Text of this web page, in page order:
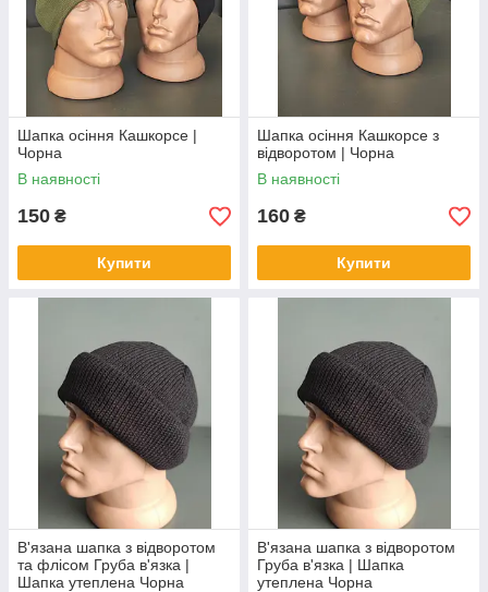
Шапка осіння Кашкорсе |
Чорна
В наявності
150 ₴
Купити
Шапка осіння Кашкорсе з
відворотом | Чорна
В наявності
160 ₴
Купити
В'язана шапка з відворотом
та флісом Груба в'язка |
Шапка утеплена Чорна
В'язана шапка з відворотом
Груба в'язка | Шапка
утеплена Чорна